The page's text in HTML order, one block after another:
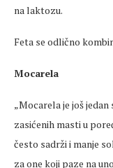
na laktozu.
Feta se odlično
Mocarela
„Mocarela je još
zasićenih masti u
često sadrži i manje
za one koji paze na